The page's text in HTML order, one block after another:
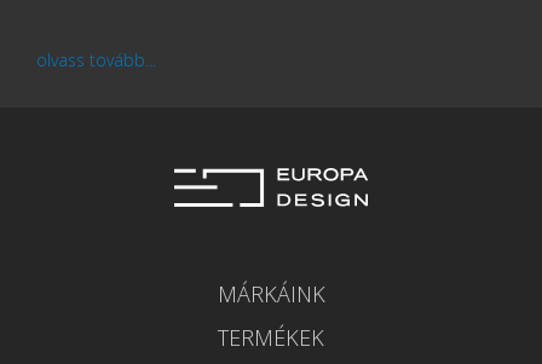
olvass tovább...
MÁRKÁINK
TERMÉKEK